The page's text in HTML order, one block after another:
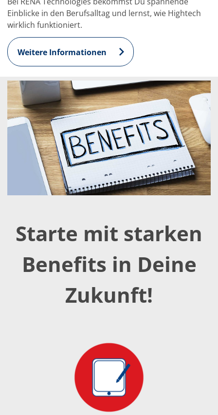
Einblicke in den Berufsalltag und lernst, wie Hightech
wirklich funktioniert.
Weitere Informationen
Starte mit starken
Benefits in Deine
Zukunft!